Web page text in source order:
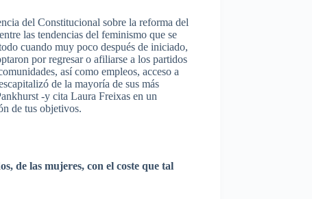
del Constitucional sobre la reforma del
las tendencias del feminismo que se
cuando muy poco después de iniciado,
por regresar o afiliarse a los partidos
así como empleos, acceso a
de la mayoría de sus más
-y cita Laura Freixas en un
de tus objetivos.
de las mujeres, con el coste que tal